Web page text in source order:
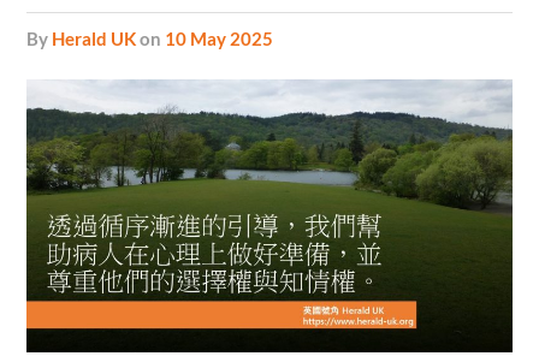
by Herald UKon 10 May 2025